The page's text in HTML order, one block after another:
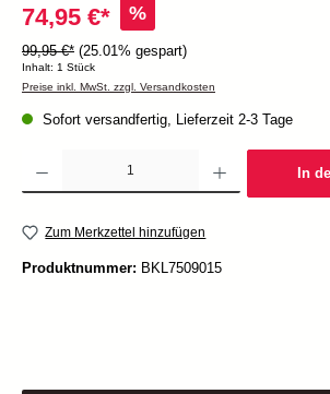
74,95 €* %
99,95 €* (25.01% gespart)
Inhalt: 1 Stück
Preise inkl. MwSt. zzgl. Versandkosten
Sofort versandfertig, Lieferzeit 2-3 Tage
Produkt Anzahl: Gib den gewünschten Wert ein oder
In
Zum Merkzettel hinzufügen
Produktnummer: BKL7509015